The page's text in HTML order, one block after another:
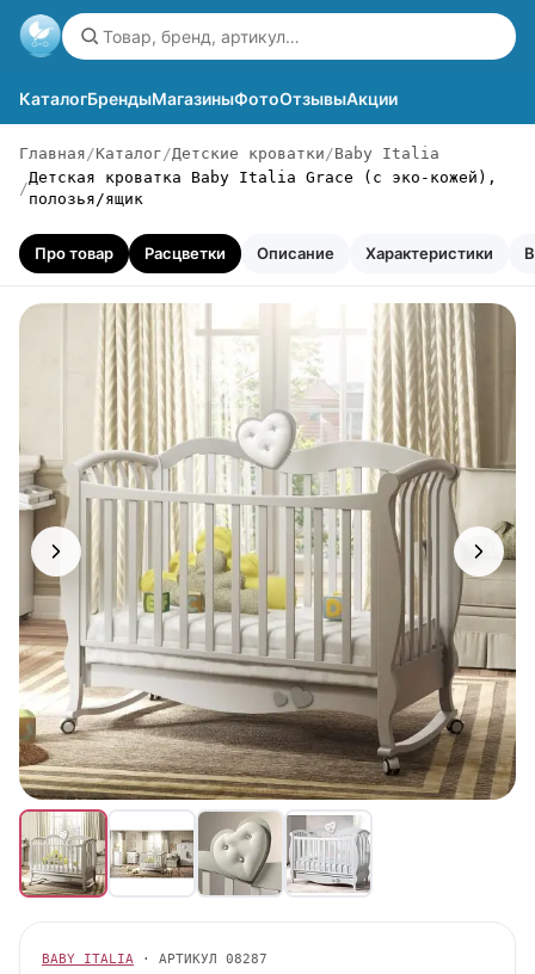
КаталогБрендыМагазиныФотоОтзывыАкции
Главная Каталог Детские кроватки
Baby Italia
Детская кроватка Baby Italia Grace (с эко-кожей),
полозья/ящик
Про товар Расцветки Описание Характеристики
BABY ITALIA · АРТИКУЛ 08287